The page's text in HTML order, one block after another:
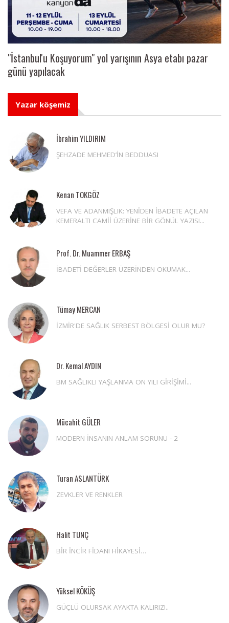
"İstanbul'u Koşuyorum" yol yarışının Asya etabı pazar
günü yapılacak
Yazar köşemiz
İbrahim YILDIRIM
ŞEHZADE MEHMED’İN BEDDUASI
Kenan TOKGÖZ
VEFA VE ADANMIŞLIK: YENİDEN İBADETE AÇILAN
KEMERALTI CAMİİ ÜZERİNE BİR GÖNÜL YAZISI...
Prof. Dr. Muammer ERBAŞ
İBADETİ DEĞERLER ÜZERİNDEN OKUMAK...
Tümay MERCAN
İZMİR'DE SAĞLIK SERBEST BÖLGESİ OLUR MU?
Dr. Kemal AYDIN
BM SAĞLIKLI YAŞLANMA ON YILI GİRİŞİMİ...
Mücahit GÜLER
MODERN İNSANIN ANLAM SORUNU - 2
Turan ASLANTÜRK
ZEVKLER VE RENKLER
Halit TUNÇ
BİR İNCİR FİDANI HİKAYESİ…
Yüksel KÖKÜŞ
GÜÇLÜ OLURSAK AYAKTA KALIRIZ!..